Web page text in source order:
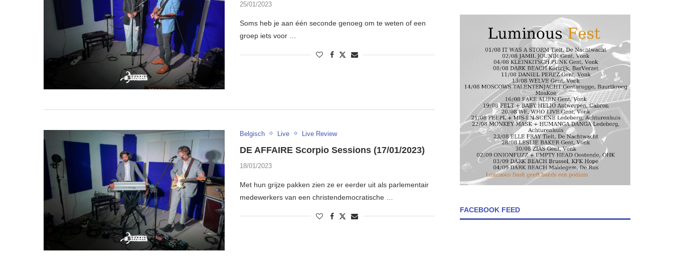
25/01/2023
Soms heb je aan één seconde genoeg om te weten of een
groep iets voor …
Belgisch Live Live Review
DE AFFAIRE Scorpio Sessions (17/01/2023)
18/01/2023
Met hun grijze pakken zien ze er eerder uit als parlementair
medewerkers van een christendemocratische …
FACEBOOK FEED